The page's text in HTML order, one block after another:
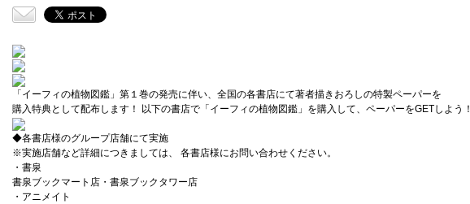
「イーフィの植物図鑑」第１巻の発売に伴い、全国の各書店にて著者描きおろしの特製ペーパーを
購入特典として配布します！ 以下の書店で「イーフィの植物図鑑」を購入して、ペーパーをGETしよう！
◆各書店様のグループ店舗にて実施
※実施店舗など詳細につきましては、 各書店様にお問い合わせください。
・書泉
書泉ブックマート店・書泉ブックタワー店
・アニメイト